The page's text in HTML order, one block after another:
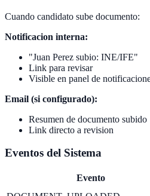
Cuando candidato sube documento:
Notificacion interna:
"Juan Perez subio: INE/IFE"
Link para revisar
Visible en panel de
Email (si configurado):
Resumen de documento subido
Link directo a revision
Eventos del Sistema
Evento